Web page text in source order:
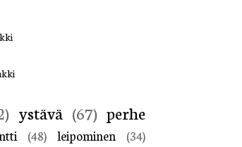
ystävä (67) perhe
(48) leipominen
(34)